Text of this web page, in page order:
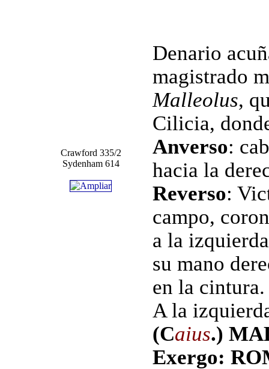
Crawford 335/2
Sydenham 614
Denario
magistrado
Malleolus,
Cilicia,
Anverso:
hacia la
Reverso:
campo,
a la
su mano
en la cintura.
A la
(Caius.)
Exergo: